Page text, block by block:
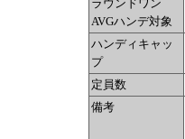
ラウンドワン
AVGハンデ対象
ハンディキャッ
プ
定員数
備考